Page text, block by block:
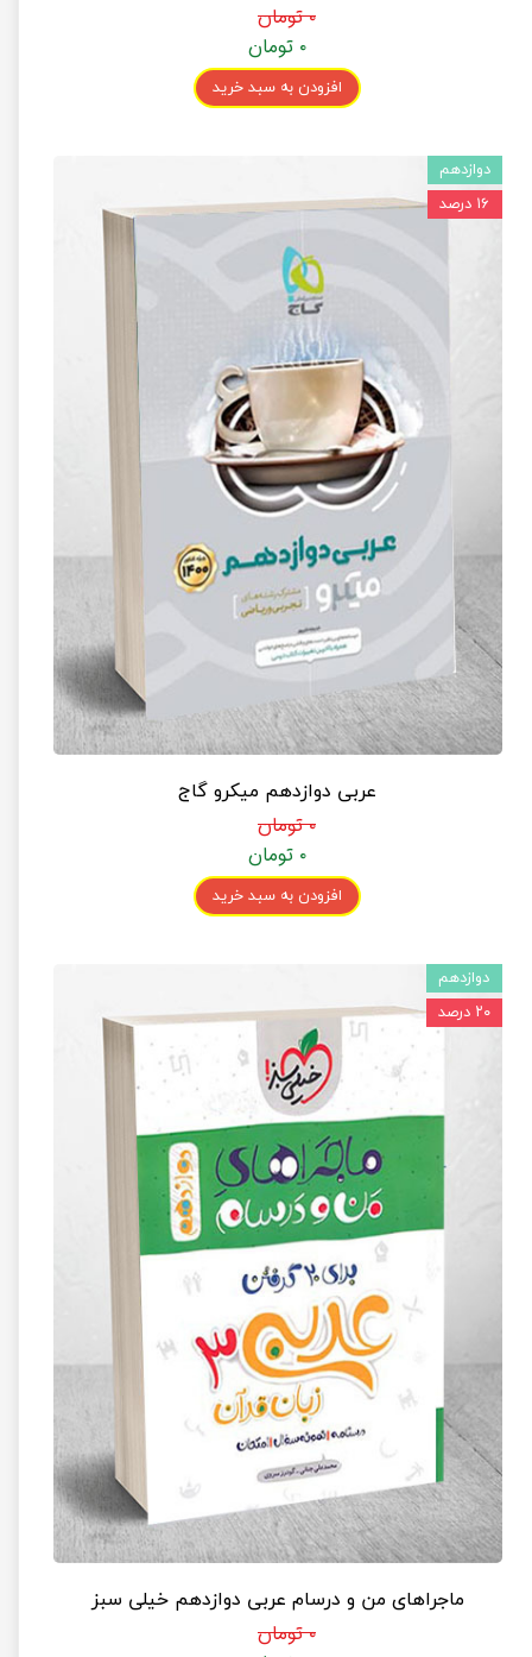
۰ تومان
۰ تومان
افزودن به سبد خرید
عربی دوازدهم میکرو گاج
۰ تومان
۰ تومان
افزودن به سبد خرید
دوازدهم
۱۶ درصد
ماجراهای من و درسام عربی دوازدهم خیلی سبز
۰ تومان
دوازدهم
۲۰ درصد